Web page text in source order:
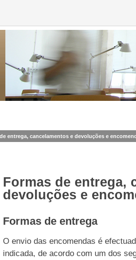
entrega, cancelamentos e devoluções e
Formas de entrega,
devoluções e
Formas de entrega
O envio das encomendas é
indicada, de acordo com um dos